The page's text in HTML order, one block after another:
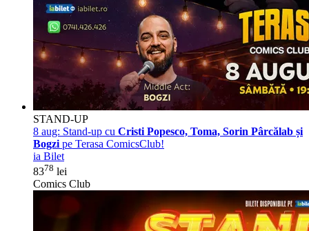
STAND-UP
8 aug: Stand-up cu Cristi Popesco, Toma, Sorin Pârcălab și
Bogzi pe Terasa ComicsClub!
ia Bilet
8378 lei
Comics Club